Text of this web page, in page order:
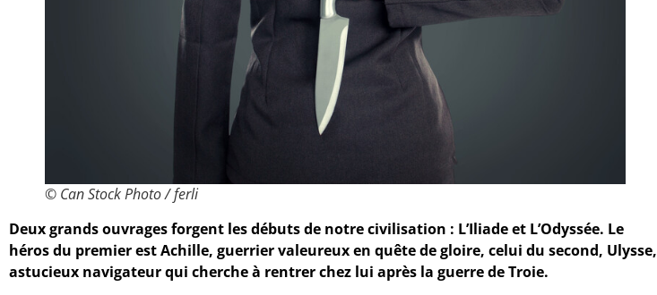
© Can Stock Photo / ferli
Deux grands ouvrages forgent les débuts de notre civilisation : L’Iliade et L’Odyssée. Le
héros du premier est Achille, guerrier valeureux en quête de gloire, celui du second, Ulysse,
astucieux navigateur qui cherche à rentrer chez lui après la guerre de Troie.